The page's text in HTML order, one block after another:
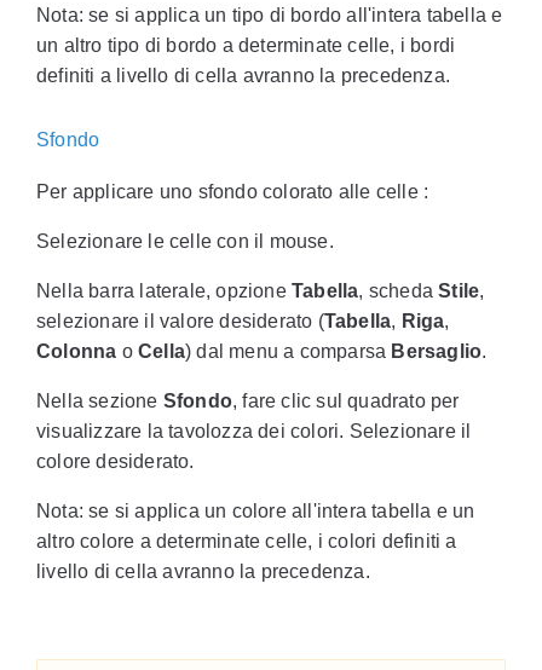
Nota: se si applica un tipo di bordo all'intera tabella e
un altro tipo di bordo a determinate celle, i bordi
definiti a livello di cella avranno la precedenza.
Sfondo
Per applicare uno sfondo colorato alle celle :
Selezionare le celle con il mouse.
Nella barra laterale, opzione Tabella, schedaStile,
selezionare il valore desiderato (Tabella, Riga,
Colonna o Cella) dal menu a comparsa Bersaglio.
Nella sezione Sfondo, fare clic sul quadrato per
visualizzare la tavolozza dei colori. Selezionare il
colore desiderato.
Nota: se si applica un colore all'intera tabella e un
altro colore a determinate celle, i colori definiti a
livello di cella avranno la precedenza.